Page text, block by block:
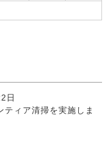
日
ティア清掃を実施しま